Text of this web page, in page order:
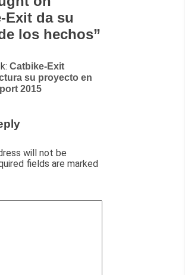
Exit da su
los hechos”
Catbike-Exit
su proyecto en
2015
will not be
fields are marked